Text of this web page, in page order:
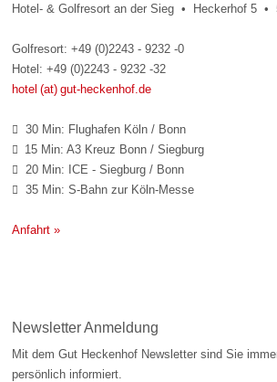
Hotel- & Golfresort an der Sieg • Heckerhof 5 •
Golfresort: +49 (0)2243 - 9232 -0
Hotel: +49 (0)2243 - 9232 -32
hotel (at) gut-heckenhof.de
 30 Min: Flughafen Köln / Bonn
 15 Min: A3 Kreuz Bonn / Siegburg
 20 Min: ICE - Siegburg / Bonn
 35 Min: S-Bahn zur Köln-Messe
Anfahrt »
Newsletter Anmeldung
Mit dem Gut Heckenhof Newsletter sind Sie
persönlich informiert.